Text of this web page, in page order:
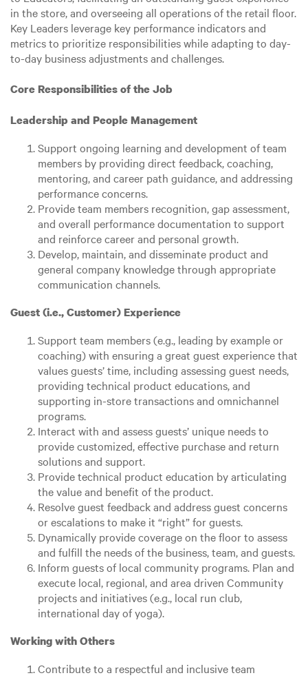
in the store, and overseeing all operations of the retail floor.
Key Leaders leverage key performance indicators and
metrics to prioritize responsibilities while adapting to day-
to-day business adjustments and challenges.
Core Responsibilities of the Job
Leadership and People Management
Support ongoing learning and development of team
members by providing direct feedback, coaching,
mentoring, and career path guidance, and addressing
performance concerns.
Provide team members recognition, gap assessment,
and overall performance documentation to support
and reinforce career and personal growth.
Develop, maintain, and disseminate product and
general company knowledge through appropriate
communication channels.
Guest (i.e., Customer) Experience
Support team members (e.g., leading by example or
coaching) with ensuring a great guest experience that
values guests’ time, including assessing guest needs,
providing technical product educations, and
supporting in-store transactions and omnichannel
programs.
Interact with and assess guests’ unique needs to
provide customized, effective purchase and return
solutions and support.
Provide technical product education by articulating
the value and benefit of the product.
Resolve guest feedback and address guest concerns
or escalations to make it “right” for guests.
Dynamically provide coverage on the floor to assess
and fulfill the needs of the business, team, and guests.
Inform guests of local community programs. Plan and
execute local, regional, and area driven Community
projects and initiatives (e.g., local run club,
international day of yoga).
Working with Others
Contribute to a respectful and inclusive team